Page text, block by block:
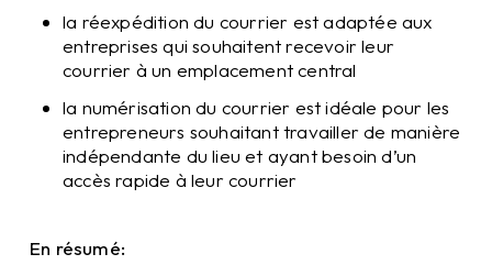
la réexpédition du courrier est adaptée aux
entreprises qui souhaitent recevoir leur
courrier à un emplacement central
la numérisation du courrier est idéale pour les
entrepreneurs souhaitant travailler de manière
indépendante du lieu et ayant besoin d’un
accès rapide à leur courrier
En résumé: